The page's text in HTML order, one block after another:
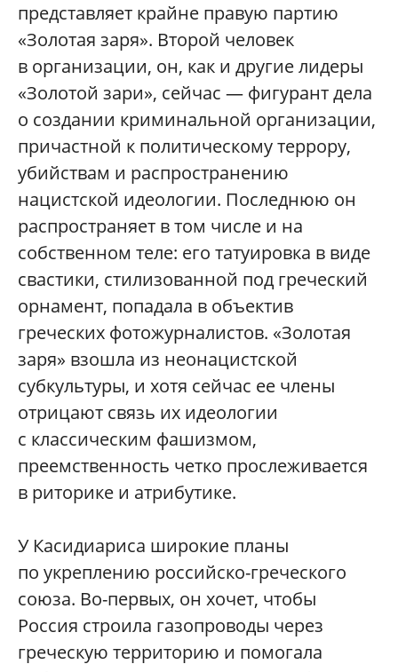
представляет крайне правую партию
«Золотая заря». Второй человек
в организации, он, как и другие лидеры
«Золотой зари», сейчас — фигурант дела
о создании криминальной организации,
причастной к политическому террору,
убийствам и распространению
нацистской идеологии. Последнюю он
распространяет в том числе и на
собственном теле: его татуировка в виде
свастики, стилизованной под греческий
орнамент, попадала в объектив
греческих фотожурналистов. «Золотая
заря» взошла из неонацистской
субкультуры, и хотя сейчас ее члены
отрицают связь их идеологии
с классическим фашизмом,
преемственность четко прослеживается
в риторике и атрибутике.
У Касидиариса широкие планы
по укреплению российско-греческого
союза. Во-первых, он хочет, чтобы
Россия строила газопроводы через
греческую территорию и помогала